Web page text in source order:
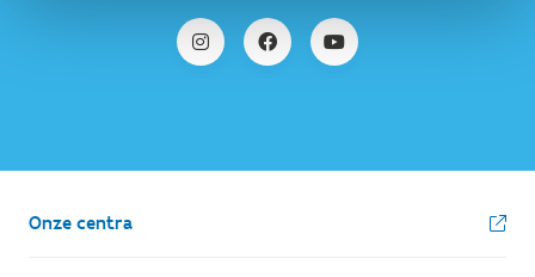
Onze centra